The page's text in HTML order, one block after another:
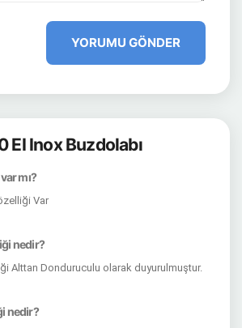
YORUMU GÖNDER
EI Inox Buzdolabı
mı?
Var
nedir?
Alttan Donduruculu olarak duyurulmuştur.
nedir?